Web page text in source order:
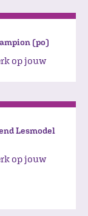
(po)
op jouw
Lesmodel
op jouw